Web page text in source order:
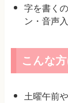
字を書く
ン・音声
こんな
土曜午前